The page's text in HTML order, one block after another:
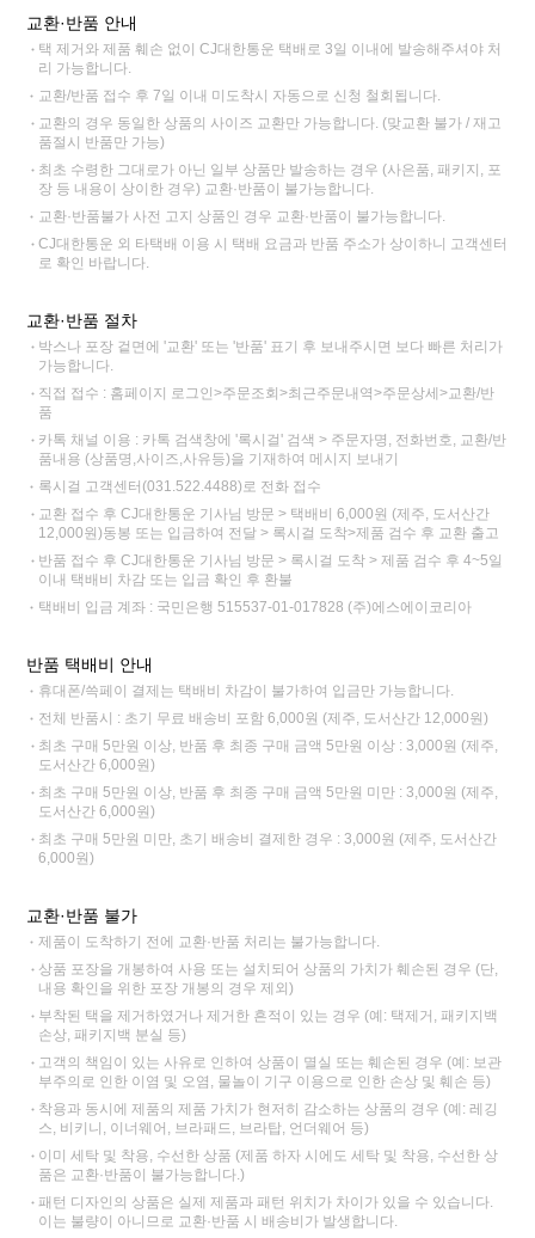
교환·반품 안내
택 제거와 제품 훼손 없이 CJ대한통운 택배로 3일 이내에 발송해주셔야 처
리 가능합니다.
교환/반품 접수 후 7일 이내 미도착시 자동으로 신청 철회됩니다.
교환의 경우 동일한 상품의 사이즈 교환만 가능합니다. (맞교환 불가 / 재고
품절시 반품만 가능)
최초 수령한 그대로가 아닌 일부 상품만 발송하는 경우 (사은품, 패키지, 포
장 등 내용이 상이한 경우) 교환·반품이 불가능합니다.
교환·반품불가 사전 고지 상품인 경우 교환·반품이 불가능합니다.
CJ대한통운 외 타택배 이용 시 택배 요금과 반품 주소가 상이하니 고객센터
로 확인 바랍니다.
교환·반품 절차
박스나 포장 겉면에 '교환' 또는 '반품' 표기 후 보내주시면 보다 빠른 처리가
가능합니다.
직접 접수 : 홈페이지 로그인>주문조회>최근주문내역>주문상세>교환/반
품
카톡 채널 이용 : 카톡 검색창에 '록시걸' 검색 > 주문자명, 전화번호, 교환/반
품내용 (상품명,사이즈,사유등)을 기재하여 메시지 보내기
록시걸 고객센터(031.522.4488)로 전화 접수
교환 접수 후 CJ대한통운 기사님 방문 > 택배비 6,000원 (제주, 도서산간
12,000원)동봉 또는 입금하여 전달 > 록시걸 도착>제품 검수 후 교환 출고
반품 접수 후 CJ대한통운 기사님 방문 > 록시걸 도착 > 제품 검수 후 4~5일
이내 택배비 차감 또는 입금 확인 후 환불
택배비 입금 계좌 : 국민은행 515537-01-017828 (주)에스에이코리아
반품 택배비 안내
휴대폰/쓱페이 결제는 택배비 차감이 불가하여 입금만 가능합니다.
전체 반품시 : 초기 무료 배송비 포함 6,000원 (제주, 도서산간 12,000원)
최초 구매 5만원 이상, 반품 후 최종 구매 금액 5만원 이상 : 3,000원 (제주,
도서산간 6,000원)
최초 구매 5만원 이상, 반품 후 최종 구매 금액 5만원 미만 : 3,000원 (제주,
도서산간 6,000원)
최초 구매 5만원 미만, 초기 배송비 결제한 경우 : 3,000원 (제주, 도서산간
6,000원)
교환·반품 불가
제품이 도착하기 전에 교환·반품 처리는 불가능합니다.
상품 포장을 개봉하여 사용 또는 설치되어 상품의 가치가 훼손된 경우 (단,
내용 확인을 위한 포장 개봉의 경우 제외)
부착된 택을 제거하였거나 제거한 흔적이 있는 경우 (예: 택제거, 패키지백
손상, 패키지백 분실 등)
고객의 책임이 있는 사유로 인하여 상품이 멸실 또는 훼손된 경우 (예: 보관
부주의로 인한 이염 및 오염, 물놀이 기구 이용으로 인한 손상 및 훼손 등)
착용과 동시에 제품의 제품 가치가 현저히 감소하는 상품의 경우 (예: 레깅
스, 비키니, 이너웨어, 브라패드, 브라탑, 언더웨어 등)
이미 세탁 및 착용, 수선한 상품 (제품 하자 시에도 세탁 및 착용, 수선한 상
품은 교환·반품이 불가능합니다.)
패턴 디자인의 상품은 실제 제품과 패턴 위치가 차이가 있을 수 있습니다.
이는 불량이 아니므로 교환·반품 시 배송비가 발생합니다.